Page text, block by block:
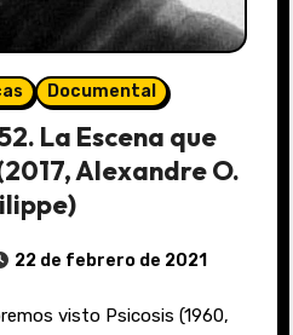
Documental
La Escena que
Alexandre O.
22 de febrero de 2021